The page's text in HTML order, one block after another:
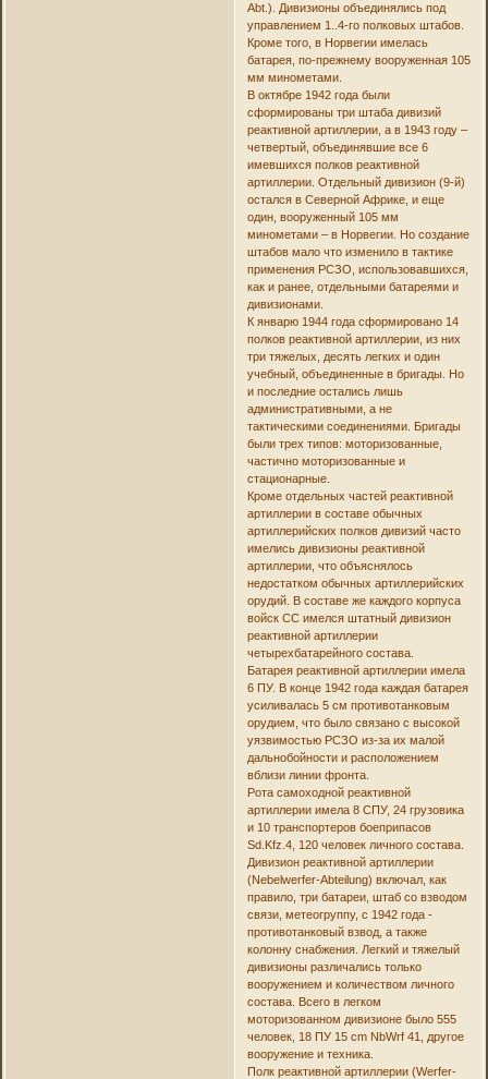
Abt.). Дивизионы объединялись под
управлением 1..4-го полковых штабов.
Кроме того, в Норвегии имелась
батарея, по-прежнему вооруженная 105
мм минометами.
В октябре 1942 года были
сформированы три штаба дивизий
реактивной артиллерии, а в 1943 году –
четвертый, объединявшие все 6
имевшихся полков реактивной
артиллерии. Отдельный дивизион (9-й)
остался в Северной Африке, и еще
один, вооруженный 105 мм
минометами – в Норвегии. Но создание
штабов мало что изменило в тактике
применения РСЗО, использовавшихся,
как и ранее, отдельными батареями и
дивизионами.
К январю 1944 года сформировано 14
полков реактивной артиллерии, из них
три тяжелых, десять легких и один
учебный, объединенные в бригады. Но
и последние остались лишь
административными, а не
тактическими соединениями. Бригады
были трех типов: моторизованные,
частично моторизованные и
стационарные.
Кроме отдельных частей реактивной
артиллерии в составе обычных
артиллерийских полков дивизий часто
имелись дивизионы реактивной
артиллерии, что объяснялось
недостатком обычных артиллерийских
орудий. В составе же каждого корпуса
войск СС имелся штатный дивизион
реактивной артиллерии
четырехбатарейного состава.
Батарея реактивной артиллерии имела
6 ПУ. В конце 1942 года каждая батарея
усиливалась 5 см противотанковым
орудием, что было связано с высокой
уязвимостью РСЗО из-за их малой
дальнобойности и расположением
вблизи линии фронта.
Рота самоходной реактивной
артиллерии имела 8 СПУ, 24 грузовика
и 10 транспортеров боеприпасов
Sd.Kfz.4, 120 человек личного состава.
Дивизион реактивной артиллерии
(Nebelwerfer-Abteilung) включал, как
правило, три батареи, штаб со взводом
связи, метеогруппу, с 1942 года -
противотанковый взвод, а также
колонну снабжения. Легкий и тяжелый
дивизионы различались только
вооружением и количеством личного
состава. Всего в легком
моторизованном дивизионе было 555
человек, 18 ПУ 15 cm NbWrf 41, другое
вооружение и техника.
Полк реактивной артиллерии (Werfer-